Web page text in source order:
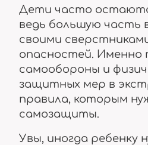
Дети часто
ведь большую часть
своими
опасностей. Именно
самообороны и
защитных мер в
правила, которым
самозащиты.
Увы, иногда ребенку